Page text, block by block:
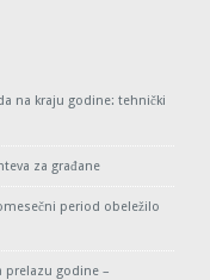
na kraju godine: tehnički
za građane
period obeležilo
prelazu godine –